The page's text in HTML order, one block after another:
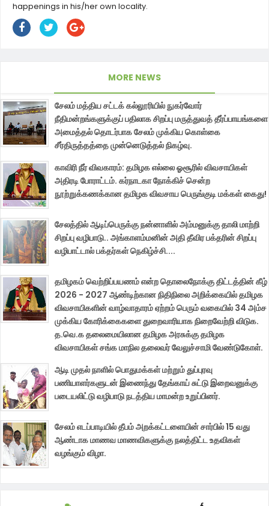
happenings in his/her own locality.
MORE NEWS
சேலம் மத்திய சட்டக் கல்லூரியில் நுகர்வோர்
நீதிமன்றங்களுக்குப் பதிலாக சிறப்பு மருத்துவத் தீர்ப்பாயங்களை
அமைத்தல் தொடர்பாக சேலம் முக்கிய கொள்கை
சீர்திருத்தத்தை முன்னெடுத்தல் நிகழ்வு.
காவிரி நீர் விவகாரம்: தமிழக எல்லை ஓசூரில் விவசாயிகள்
அதிரடி போராட்டம். கர்நாடகா நோக்கிச் சென்ற
நூற்றுக்கணக்கான தமிழக விவசாய பெருங்குடி மக்கள் கைது!
சேலத்தில் ஆடிப்பெருக்கு நன்னாளில் அம்மனுக்கு தாலி மாற்றி
சிறப்பு வழிபாடு.. அங்காளம்மனின் அதி தீவிர பக்தரின் சிறப்பு
வழிபாட்டால் பக்தர்கள் நெகிழ்ச்சி....
தமிழகம் வெற்றிப்பயணம் என்ற தொலைநோக்கு திட்டத்தின் கீழ்
2026 - 2027 ஆண்டிற்கான நிதிநிலை அறிக்கையில் தமிழக
விவசாயிகளின் வாழ்வாதாரம் ஏற்றம் பெரும் வகையில் 34 அம்ச
முக்கிய கோரிக்கைகளை துறைவாரியாக நிறைவேற்றி விடுக.
த.வெ.க தலைமையிலான தமிழக அரசுக்கு தமிழக
விவசாயிகள் சங்க மாநில தலைவர் வேலுச்சாமி வேண்டுகோள்.
ஆடி முதல் நாளில் பொதுமக்கள் மற்றும் துப்புரவு
பணியாளர்களுடன் இணைந்து தேங்காய் சுட்டு இறைவனுக்கு
படையலிட்டு வழிபாடு நடத்திய மாமன்ற உறுப்பினர்.
சேலம் எடப்பாடியில் தீபம் அறக்கட்டளையின் சார்பில் 15 வது
ஆண்டாக மாணவ மாணவிகளுக்கு நலத்திட்ட உதவிகள்
வழங்கும் விழா.